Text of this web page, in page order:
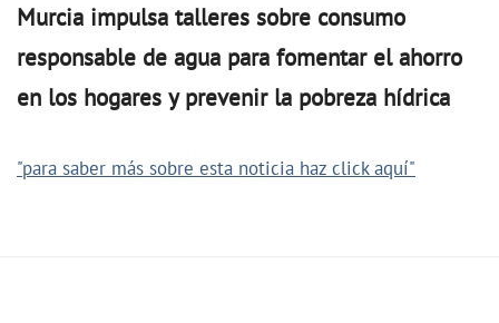
Murcia impulsa talleres sobre consumo
responsable de agua para fomentar el ahorro
en los hogares y prevenir la pobreza hídrica
"para saber más sobre esta noticia haz click aquí"